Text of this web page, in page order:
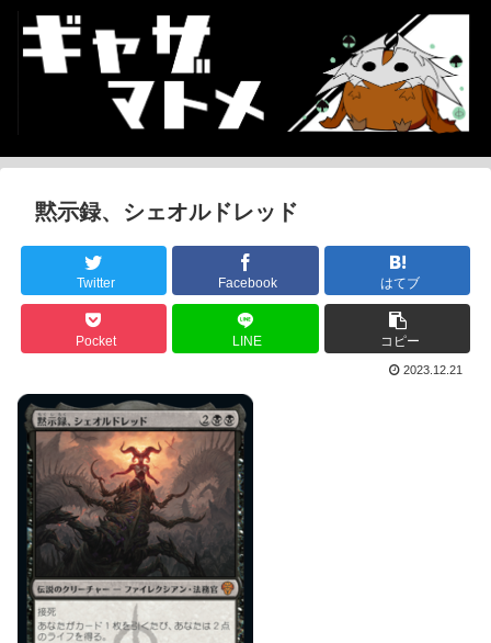
黙示録、シェオルドレッド
Twitter Facebook はてブ
Pocket LINE コピー
2023.12.21